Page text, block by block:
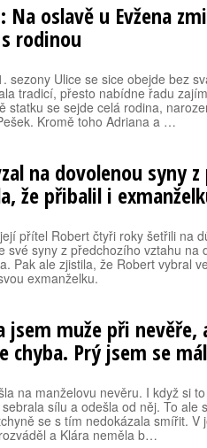
oslavě u Evžena
rodinou
sezony Ulice se sice obejde bez
tradicí, přesto nabídne řadu
statku se sejde celá rodina,
Kromě toho Adriana a …
na dovolenou syny
že přibalil i
přítel Robert čtyři roky šetřili na
své syny z předchozího vztahu na
Pak ale zjistila, že Robert vybral
exmanželku.
jsem muže při nevěře,
Prý jsem se
na manželovu nevěru. I když si
sílu a odešla od něj. To ale
se s tím nedokázala smířit. V
a Klára neměla b…